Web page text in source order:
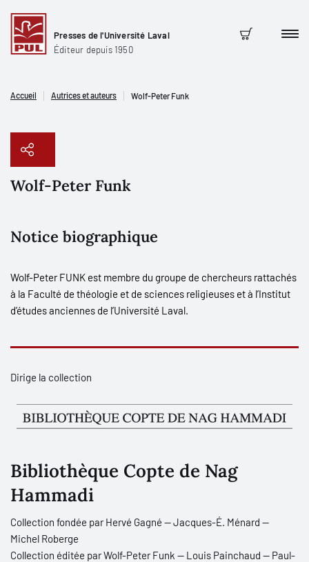
Presses de l'Université Laval
Éditeur depuis 1950
Panier
Accueil Autrices et auteurs Wolf-Peter Funk
Wolf-Peter Funk
Notice biographique
Wolf-Peter FUNK est membre du groupe de chercheurs rattachés
à la Faculté de théologie et de sciences religieuses et à l’Institut
d’études anciennes de l’Université Laval.
Dirige la collection
Bibliothèque Copte de Nag
Hammadi
Collection fondée par Hervé Gagné — Jacques-É. Ménard —
Michel Roberge
Collection éditée par Wolf-Peter Funk — Louis Painchaud — Paul-